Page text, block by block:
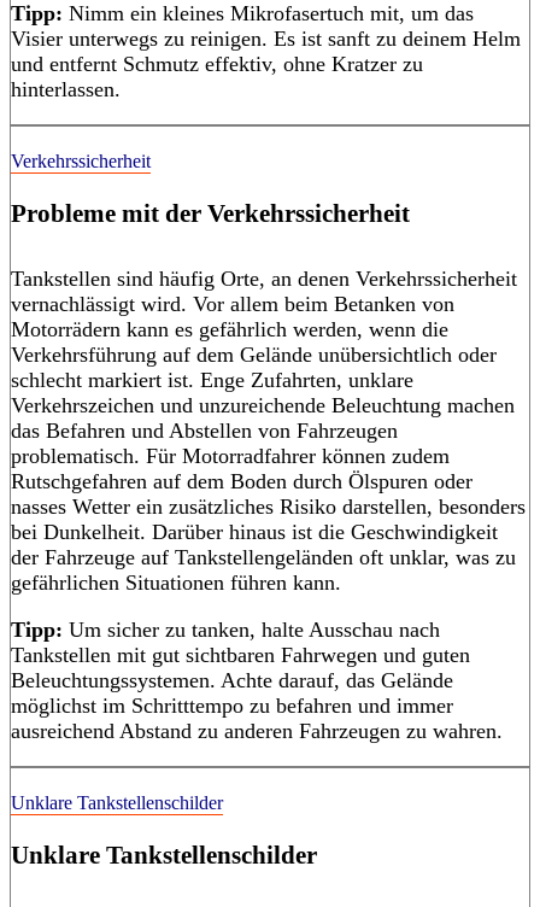
Tipp: Nimm ein kleines Mikrofasertuch mit, um das
Visier unterwegs zu reinigen. Es ist sanft zu deinem Helm
und entfernt Schmutz effektiv, ohne Kratzer zu
hinterlassen.
Verkehrssicherheit
Probleme mit der Verkehrssicherheit
Tankstellen sind häufig Orte, an denen Verkehrssicherheit
vernachlässigt wird. Vor allem beim Betanken von
Motorrädern kann es gefährlich werden, wenn die
Verkehrsführung auf dem Gelände unübersichtlich oder
schlecht markiert ist. Enge Zufahrten, unklare
Verkehrszeichen und unzureichende Beleuchtung machen
das Befahren und Abstellen von Fahrzeugen
problematisch. Für Motorradfahrer können zudem
Rutschgefahren auf dem Boden durch Ölspuren oder
nasses Wetter ein zusätzliches Risiko darstellen, besonders
bei Dunkelheit. Darüber hinaus ist die Geschwindigkeit
der Fahrzeuge auf Tankstellengeländen oft unklar, was zu
gefährlichen Situationen führen kann.
Tipp: Um sicher zu tanken, halte Ausschau nach
Tankstellen mit gut sichtbaren Fahrwegen und guten
Beleuchtungssystemen. Achte darauf, das Gelände
möglichst im Schritttempo zu befahren und immer
ausreichend Abstand zu anderen Fahrzeugen zu wahren.
Unklare Tankstellenschilder
Unklare Tankstellenschilder